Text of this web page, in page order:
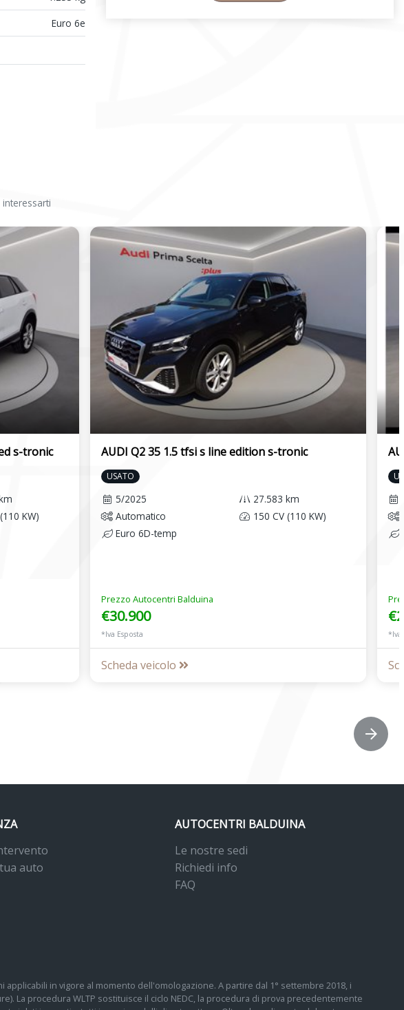
Euro 6e
s-tronic
KW)
AUDI Q2 35 1.5 tfsi s line edition s-tronic
USATO
5/2025
27.583 km
Automatico
150 CV (110 KW)
Euro 6D-temp
Prezzo Autocentri Balduina
€30.900
*Iva Esposta
Scheda veicolo
*Iva
auto
AUTOCENTRI BALDUINA
Le nostre sedi
Richiedi info
FAQ
in vigore al momento dell'omologazione. A partire dal 1° settembre 2018, i
La procedura WLTP sostituisce il ciclo NEDC, la procedura di prova precedentemente